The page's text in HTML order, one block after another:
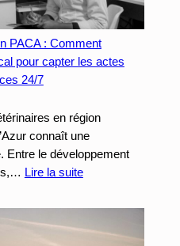
Demandes
de
Devis
Qualifiées
pour
Entreprises
de
Services
PACA : Comment
pour capter les actes
24/7
en région
connaît une
Entre le développement
Lire la suite:
Vétérinaires
en